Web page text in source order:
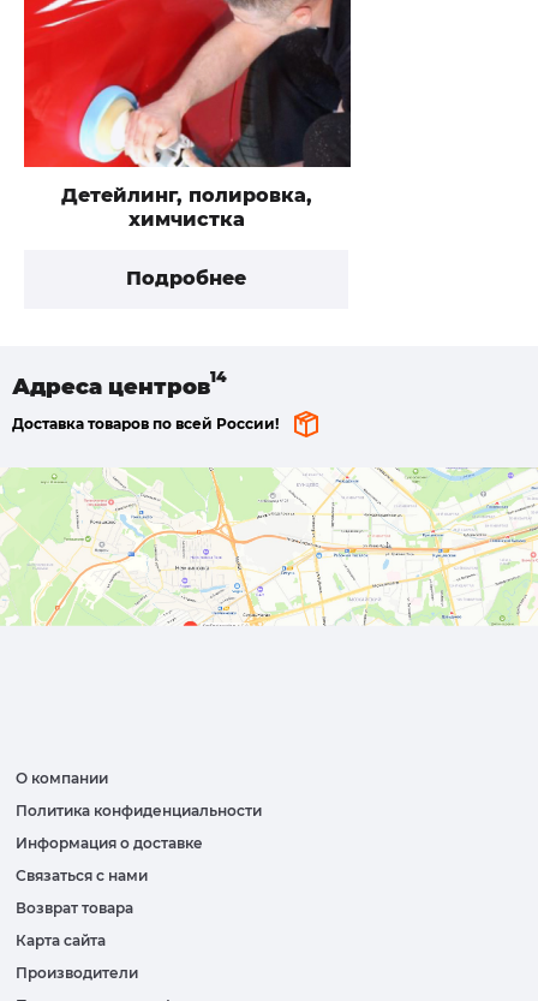
Детейлинг, полировка,
химчистка
Подробнее
Адреса центров
Доставка товаров по всей России!
О компании
Политика конфиденциальности
Информация о доставке
Связаться с нами
Возврат товара
Карта сайта
Производители